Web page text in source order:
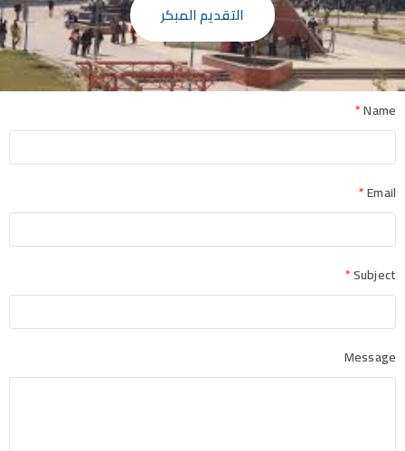
التقديم المبكر
Name
*
Email
*
Subject
*
Message